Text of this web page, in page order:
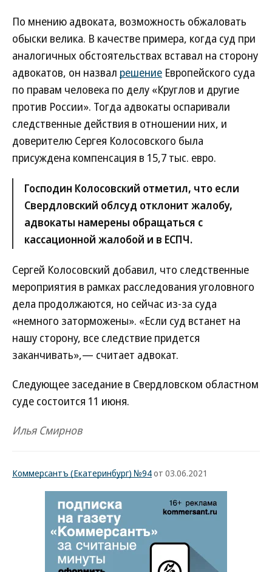
По мнению адвоката, возможность обжаловать
обыски велика. В качестве примера, когда суд при
аналогичных обстоятельствах вставал на сторону
адвокатов, он назвал решение Европейского суда
по правам человека по делу «Круглов и другие
против России». Тогда адвокаты оспаривали
следственные действия в отношении них, и
доверителю Сергея Колосовского была
присуждена компенсация в 15,7 тыс. евро.
Господин Колосовский отметил, что если
Свердловский облсуд отклонит жалобу,
адвокаты намерены обращаться с
кассационной жалобой и в ЕСПЧ.
Сергей Колосовский добавил, что следственные
мероприятия в рамках расследования уголовного
дела продолжаются, но сейчас из-за суда
«немного заторможены». «Если суд встанет на
нашу сторону, все следствие придется
заканчивать»,— считает адвокат.
Следующее заседание в Свердловском областном
суде состоится 11 июня.
Илья Смирнов
Коммерсантъ (Екатеринбург) №94от 03.06.2021